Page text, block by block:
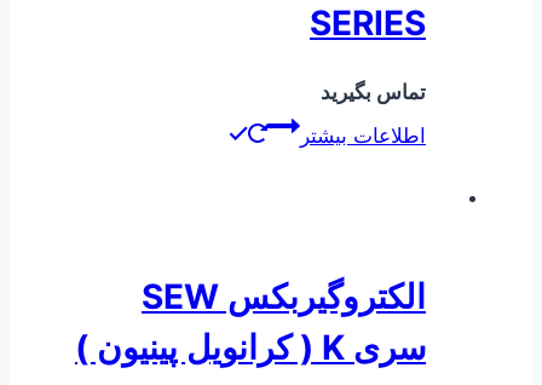
SERIES
تماس بگیرید
اطلاعات بیشتر
الکتروگیربکس SEW
سری K ( کرانویل پینیون )